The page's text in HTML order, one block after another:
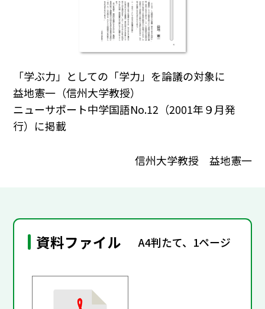
「学ぶ力」としての「学力」を論議の対象に
益地憲一（信州大学教授）
ニューサポート中学国語No.12（2001年９月発
行）に掲載
信州大学教授 益地憲一
資料ファイル A4判たて、1ページ